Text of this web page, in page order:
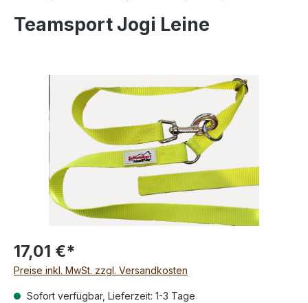
Teamsport Jogi Leine
17,01 €*
Preise inkl. MwSt. zzgl. Versandkosten
Sofort verfügbar, Lieferzeit: 1-3 Tage